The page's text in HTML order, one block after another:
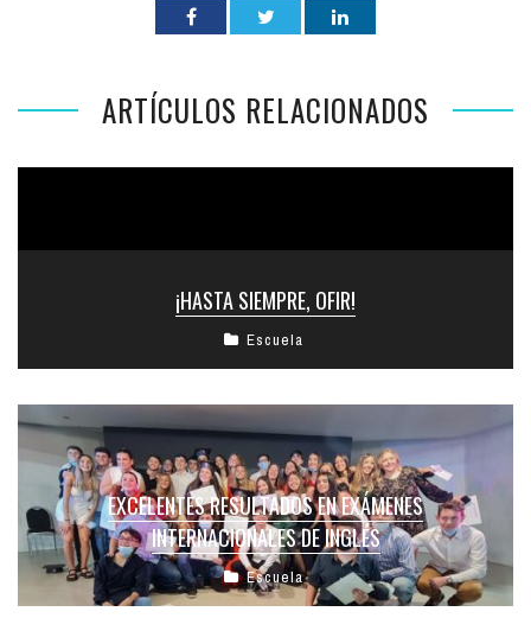
ARTÍCULOS RELACIONADOS
¡HASTA SIEMPRE, OFIR!
Escuela
EXCELENTES RESULTADOS EN EXÁMENES
INTERNACIONALES DE INGLÉS
Escuela